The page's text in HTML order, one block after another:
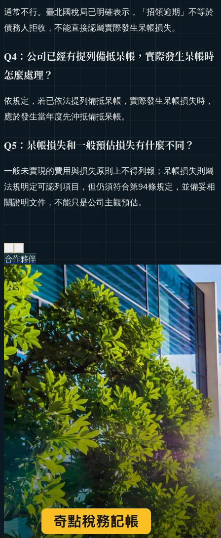
通常不行。臺北國稅局已明確表示，「招領逾期」不等於
債務人拒收，不能直接認屬實際發生呆帳損失。
Q4：公司已經有提列備抵呆帳，實際發生呆帳時
怎麼處理？
依規定，若已依法提列備抵呆帳，實際發生呆帳損失時，
應於發生當年度先沖抵備抵呆帳。
Q5：呆帳損失和一般預估損失有什麼不同？
一般未實現的費用與損失原則上不得列報；呆帳損失則屬
法規明定可認列項目，但仍須符合第94條規定，並備妥相
關證明文件，不能只是公司主觀預估。
合作夥伴